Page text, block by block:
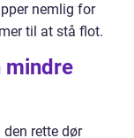
nemlig for
til at stå flot.
mindre
rette dør